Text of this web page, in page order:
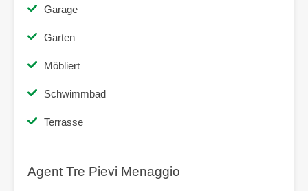
Garage
Garten
Möbliert
Schwimmbad
Terrasse
Agent Tre Pievi Menaggio